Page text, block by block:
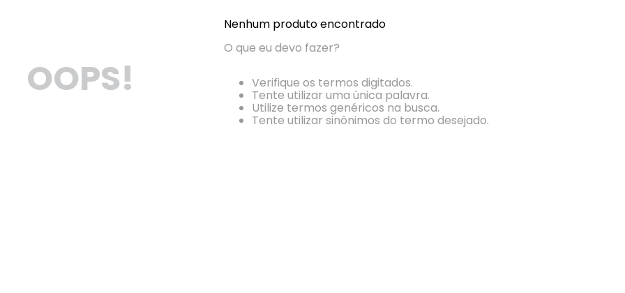
OOPS!
Nenhum produto encontrado
O que eu devo fazer?
Verifique os termos digitados.
Tente utilizar uma única palavra.
Utilize termos genéricos na busca.
Tente utilizar sinônimos do termo desejado.